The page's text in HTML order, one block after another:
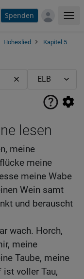
Spenden
Hoheslied
Kapitel 5
lesen
meine
meine
meine Wabe
Wein samt
und berauscht
wach. Horch,
meine
Taube, meine
voller Tau,